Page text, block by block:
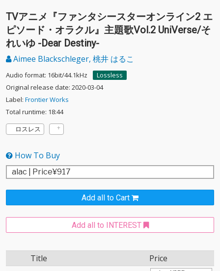
TVアニメ『ファンタシースターオンライン2 エ
ピソード・オラクル』主題歌Vol.2 UniVerse/そ
れいゆ -Dear Destiny-
Aimee Blackschleger, 桃井 はるこ
Audio format: 16bit/44.1kHz
Lossless
Original release date: 2020-03-04
Label: Frontier Works
Total runtime: 18:44
ロスレス
How To Buy
Add all to Cart
Add all to INTEREST
Title Price